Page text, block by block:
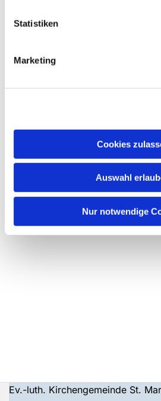
Statistiken
Marketing
Cookies
Auswahl
Nur notwendige
Dies könnte
Ev.-luth. Kirchengemeinde St.